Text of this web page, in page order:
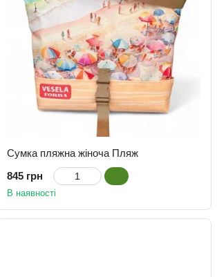
Сумка пляжна жіноча Пляж
845 грн
В наявності